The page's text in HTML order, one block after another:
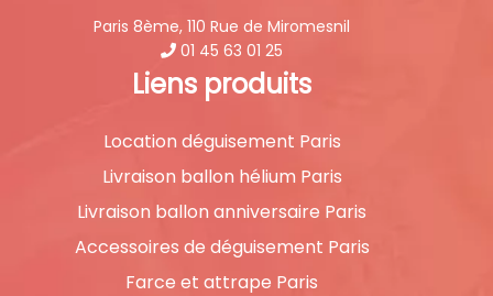
Paris 8ème, 110 Rue de Miromesnil
01 45 63 01 25
Liens produits
Location déguisement Paris
Livraison ballon hélium Paris
Livraison ballon anniversaire Paris
Accessoires de déguisement Paris
Farce et attrape Paris